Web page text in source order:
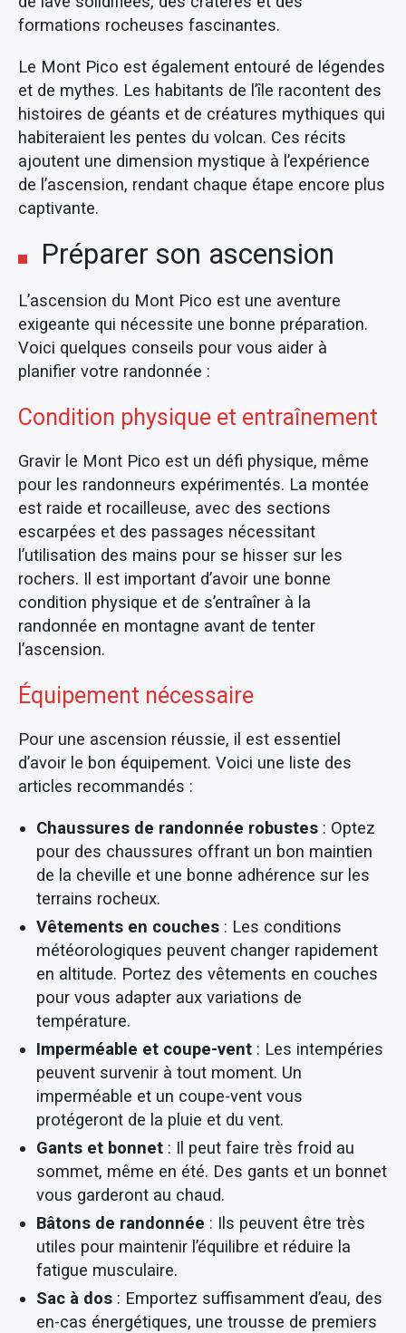
formations rocheuses fascinantes.
Le Mont Pico est également entouré de légendes
et de mythes. Les habitants de l’île racontent des
histoires de géants et de créatures mythiques qui
habiteraient les pentes du volcan. Ces récits
ajoutent une dimension mystique à l’expérience
de l’ascension, rendant chaque étape encore plus
captivante.
Préparer son ascension
L’ascension du Mont Pico est une aventure
exigeante qui nécessite une bonne préparation.
Voici quelques conseils pour vous aider à
planifier votre randonnée :
Condition physique et entraînement
Gravir le Mont Pico est un défi physique, même
pour les randonneurs expérimentés. La montée
est raide et rocailleuse, avec des sections
escarpées et des passages nécessitant
l’utilisation des mains pour se hisser sur les
rochers. Il est important d’avoir une bonne
condition physique et de s’entraîner à la
randonnée en montagne avant de tenter
l’ascension.
Équipement nécessaire
Pour une ascension réussie, il est essentiel
d’avoir le bon équipement. Voici une liste des
articles recommandés :
Chaussures de randonnée robustes : Optez
pour des chaussures offrant un bon maintien
de la cheville et une bonne adhérence sur les
terrains rocheux.
Vêtements en couches : Les conditions
météorologiques peuvent changer rapidement
en altitude. Portez des vêtements en couches
pour vous adapter aux variations de
température.
Imperméable et coupe-vent : Les intempéries
peuvent survenir à tout moment. Un
imperméable et un coupe-vent vous
protégeront de la pluie et du vent.
Gants et bonnet : Il peut faire très froid au
sommet, même en été. Des gants et un bonnet
vous garderont au chaud.
Bâtons de randonnée : Ils peuvent être très
utiles pour maintenir l’équilibre et réduire la
fatigue musculaire.
Sac à dos : Emportez suffisamment d’eau, des
en-cas énergétiques, une trousse de premiers